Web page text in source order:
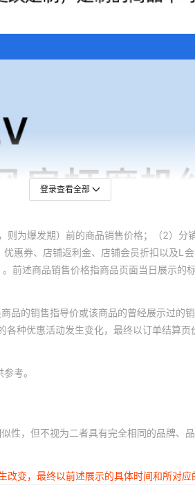
登录查看全部
则为爆发期）前的商品销售价格；（2）
惠券、店铺返利金、店铺会员折扣以及L
述商品销售价格指商品页面当日展示的
的销售指导价或该商品的曾经展示过的
种优惠活动发生变化，最终以订单结算页
考。
，但不视为二者具有完全相同的品牌、品
变，最终以前述展示的具体时间和所对应